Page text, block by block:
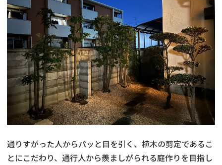
通りすがった人からパッと目を引く、植木の剪定であるこ
とにこだわり、通行人から羨ましがられる庭作りを目指し